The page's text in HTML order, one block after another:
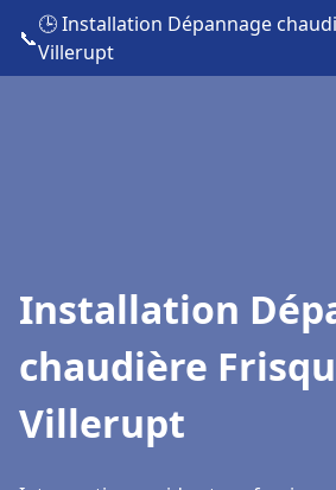
📞
🕒 Installation Dépannage
Villerupt
Installation
chaudière
Villerupt